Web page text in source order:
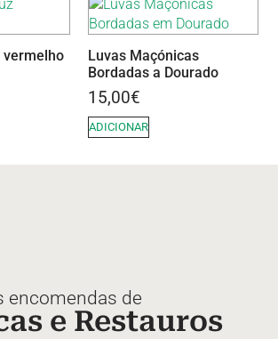
vermelho
Luvas Maçónicas
Bordadas a Dourado
15,00€
ADICIONAR
encomendas de
e Restauros